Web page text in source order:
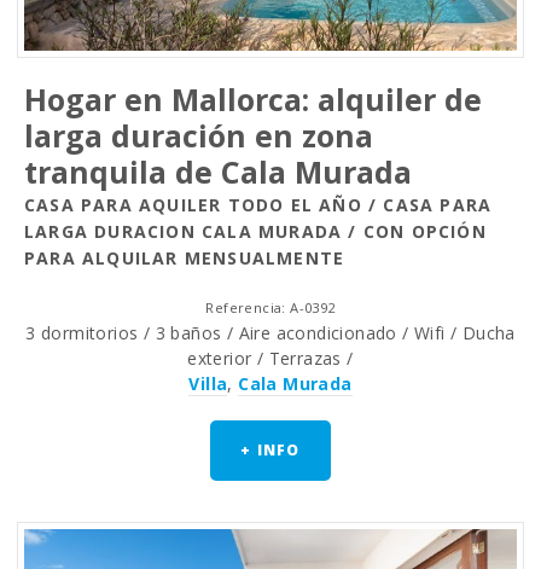
Hogar en Mallorca: alquiler de
larga duración en zona
tranquila de Cala Murada
CASA PARA AQUILER TODO EL AÑO / CASA PARA
LARGA DURACION CALA MURADA / CON OPCIÓN
PARA ALQUILAR MENSUALMENTE
Referencia: A-0392
3 dormitorios / 3 baños / Aire acondicionado / Wifi / Ducha
exterior / Terrazas /
Villa, Cala Murada
+ INFO